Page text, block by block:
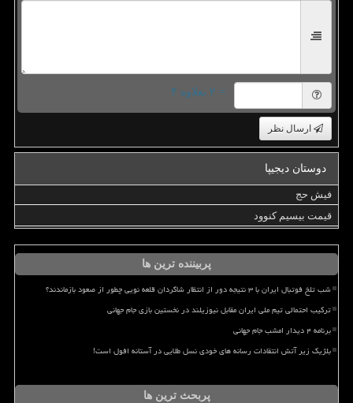
= ۲ بعلاوه ۴
ارسال نظر
دوستان دیجیپا
فیش حج
قیمت بیسیم کنوود
پربیننده ترین ها
شب تلخ فوتبال ایران با ۳ نتیجه دور از انتظار شاگردان قلعه نویی چطور از صعود بازماندند؟
ترکیب احتمالی تیم ملی ایران مقابل نیوزیلند در نخستین بازی جام جهانی
برنامه ۴ دیدار امشب جام جهانی
بلژیک زیر آتش انتقادات رسانه های خودی نسل طلایی در آستانه افول است!
پربحث ترین ها